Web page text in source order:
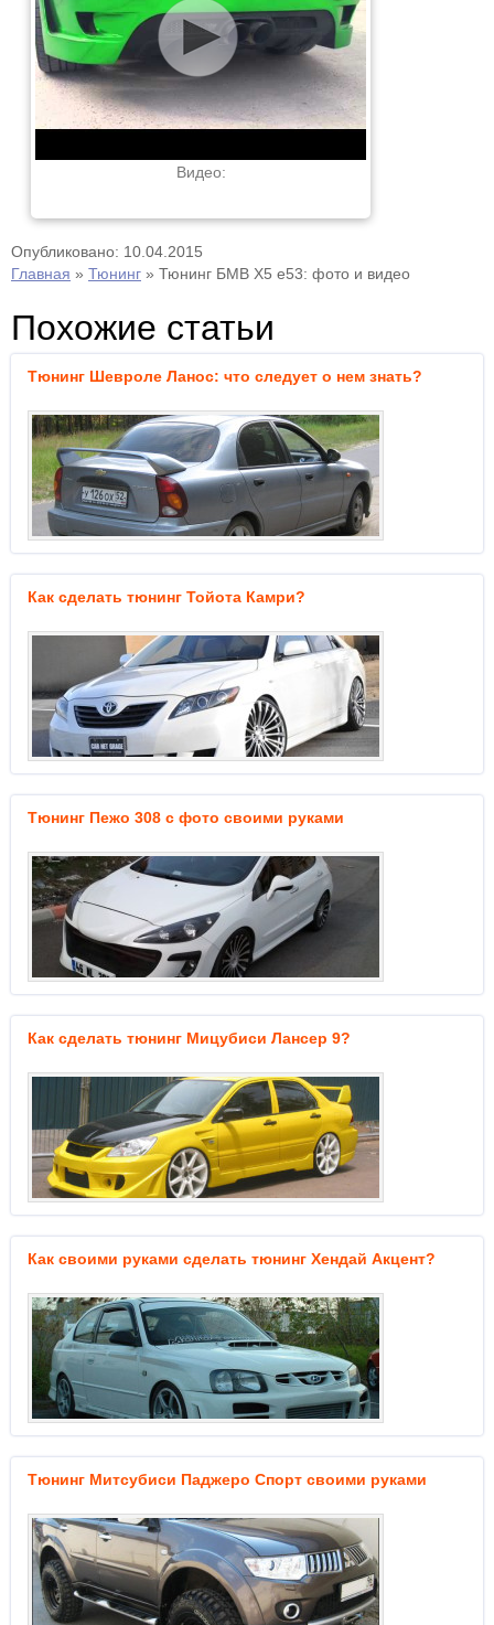
Видео:
Опубликовано: 10.04.2015
Главная » Тюнинг » Тюнинг БМВ X5 е53: фото и видео
Похожие статьи
Тюнинг Шевроле Ланос: что следует о нем знать?
Как сделать тюнинг Тойота Камри?
Тюнинг Пежо 308 с фото своими руками
Как сделать тюнинг Мицубиси Лансер 9?
Как своими руками сделать тюнинг Хендай Акцент?
Тюнинг Митсубиси Паджеро Спорт своими руками